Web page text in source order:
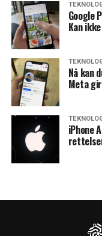
Google
Kan
Nå kan
Meta
iPhone